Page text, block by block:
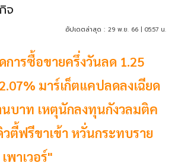
จ
อัปเดตล่าสุด : 29 พ.ย. 66 | 05:57 น.
การซื้อขายครึ่งวันลด 1.25
มาร์เก็ตแคปลดลงเฉียด
บาท เหตุนักลงทุนกังวลมติค
วตี้ฟรีขาเข้า หวั่นกระทบราย
พาเวอร์"